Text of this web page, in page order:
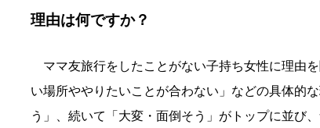
理由は何ですか？
ママ友旅行をしたことがない子持ち女性に理由
い場所ややりたいことが合わない」などの具体的
う」、続いて「大変・面倒そう」がトップに並び